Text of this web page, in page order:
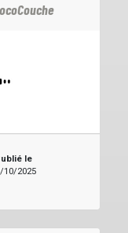
le
10/2025